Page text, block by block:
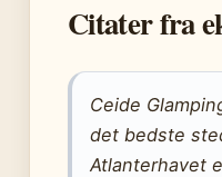
Citater fra
Ceide
det bedste
Atlanterhavet